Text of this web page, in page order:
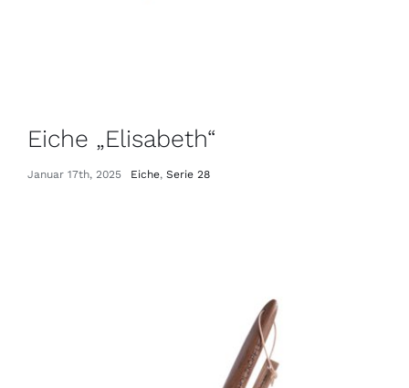
Eiche „Elisabeth“
Januar 17th, 2025 Eiche, Serie 28